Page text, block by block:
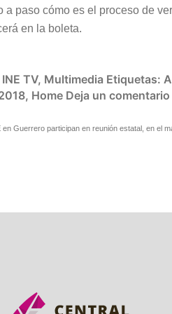
a paso cómo es el proceso de
en la boleta.
INE TV, Multimedia Etiquetas:
, Home Deja un comentario